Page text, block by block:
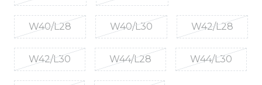
W40/L28 W40/L30 W42/L28
W42/L30 W44/L28 W44/L30